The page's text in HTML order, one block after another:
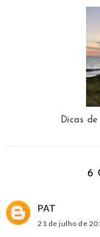
Dicas
6
PAT
21 de julho de